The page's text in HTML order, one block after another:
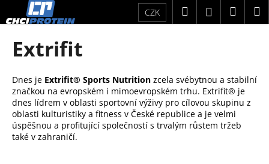
na
obsah
CZK HledatPřihlášení
Extrifit
Dnes je Extrifit® Sports Nutrition zcela svébytnou a stabilní
značkou na evropském i mimoevropském trhu. Extrifit® je
dnes lídrem v oblasti sportovní výživy pro cílovou skupinu z
oblasti kulturistiky a fitness v České republice a je velmi
úspěšnou a profitující společností s trvalým růstem tržeb
také v zahraničí.
o
o
p
o
t
ř